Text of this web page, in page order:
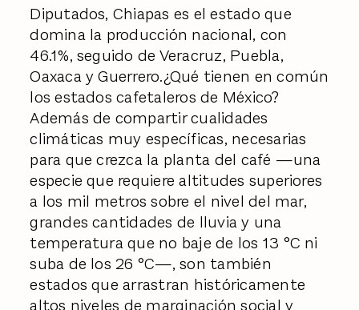
Diputados, Chiapas es el estado que
domina la producción nacional, con
46.1%, seguido de Veracruz, Puebla,
Oaxaca y Guerrero.¿Qué tienen en común
los estados cafetaleros de México?
Además de compartir cualidades
climáticas muy específicas, necesarias
para que crezca la planta del café —una
especie que requiere altitudes superiores
a los mil metros sobre el nivel del mar,
grandes cantidades de lluvia y una
temperatura que no baje de los 13 °C ni
suba de los 26 °C—, son también
estados que arrastran históricamente